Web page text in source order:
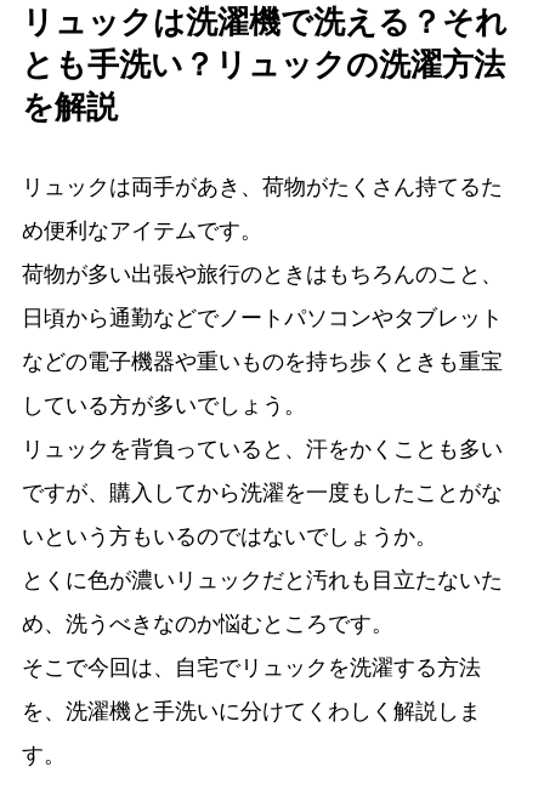
リュックは洗濯機で洗える？それ
とも手洗い？リュックの洗濯方法
を解説
リュックは両手があき、荷物がたくさん持てるた
め便利なアイテムです。
荷物が多い出張や旅行のときはもちろんのこと、
日頃から通勤などでノートパソコンやタブレット
などの電子機器や重いものを持ち歩くときも重宝
している方が多いでしょう。
リュックを背負っていると、汗をかくことも多い
ですが、購入してから洗濯を一度もしたことがな
いという方もいるのではないでしょうか。
とくに色が濃いリュックだと汚れも目立たないた
め、洗うべきなのか悩むところです。
そこで今回は、自宅でリュックを洗濯する方法
を、洗濯機と手洗いに分けてくわしく解説しま
す。